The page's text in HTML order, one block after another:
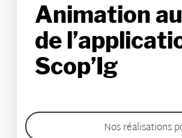
Animation
de
Scop’Ig
Nos réalisations